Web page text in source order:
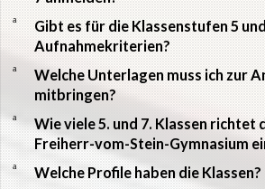
a
Gibt es für die Klassenstufen 5
Aufnahmekriterien?
a
Welche Unterlagen muss ich zur
mitbringen?
a
Wie viele 5. und 7. Klassen richtet
Freiherr-vom-Stein-Gymnasium
a Welche Profile haben die Klassen?